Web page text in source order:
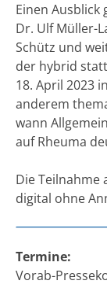
Einen
Dr. Ulf Müller-
Schütz und
der hybrid
18. April 2023
anderem
wann
auf Rheuma
Die Teilnahme
digital ohne
Termine:
Vorab-